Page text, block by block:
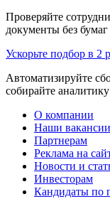
Проверяйте
документы без
Ускорьте подбор в 2
Автоматизируйте
собирайте
О компании
Наши вакансии
Партнерам
Реклама на
Новости и
Инвесторам
Кандидаты по